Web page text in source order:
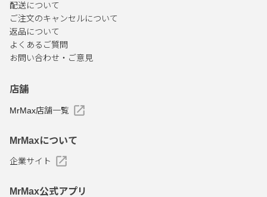
配送について
ご注文のキャンセルについて
返品について
よくあるご質問
お問い合わせ・ご意見
店舗
MrMax店舗一覧
MrMaxについて
企業サイト
MrMax公式アプリ